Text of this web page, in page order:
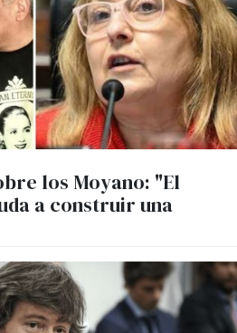
los Moyano: "El
a construir una